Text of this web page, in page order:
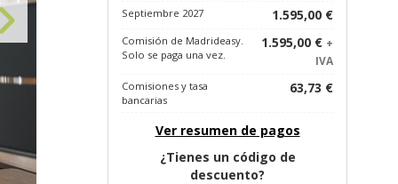
Septiembre 2027 1.595,00 €
Comisión de Madrideasy.
Solo se paga una vez.
1.595,00 € +
IVA
Comisiones y tasa
bancarias
63,73 €
Ver resumen de pagos
¿Tienes un código de
descuento?